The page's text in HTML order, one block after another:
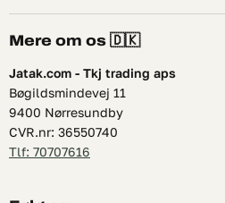
Mere om os 🇩🇰
Jatak.com - Tkj trading aps
Bøgildsmindevej 11
9400 Nørresundby
CVR.nr: 36550740
Tlf: 70707616